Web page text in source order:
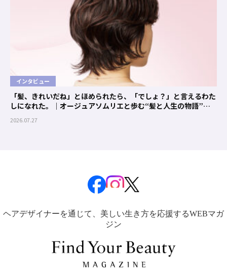
インタビュー
「髪、きれいだね」とほめられたら、「でしょ？」と言えるわた
しになれた。｜オージュアソムリエと歩む“髪と人生の物語”
2026.07.27
ヘアデザイナーを通じて、美しい生き方を応援するWEBマガ
ジン